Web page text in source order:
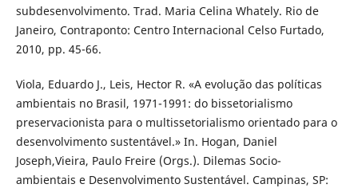
subdesenvolvimento. Trad. Maria Celina Whately. Rio de
Janeiro, Contraponto: Centro Internacional Celso Furtado,
2010, pp. 45-66.
Viola, Eduardo J., Leis, Hector R. «A evolução das políticas
ambientais no Brasil, 1971-1991: do bissetorialismo
preservacionista para o multissetorialismo orientado para o
desenvolvimento sustentável.» In. Hogan, Daniel
Joseph,Vieira, Paulo Freire (Orgs.). Dilemas Socio-
ambientais e Desenvolvimento Sustentável. Campinas, SP: